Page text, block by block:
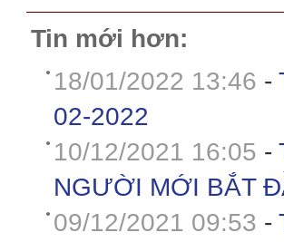
Tin mới hơn:
18/01/2022 13:46 -
02-2022
10/12/2021 16:05 -
NGƯỜI MỚI BẮT
09/12/2021 09:53 -